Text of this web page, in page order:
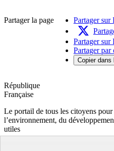
Partager la page
Partager sur
Partager
Partager par
Copier dans
République
Française
Le portail de tous les citoyens
l’environnement, du
utiles